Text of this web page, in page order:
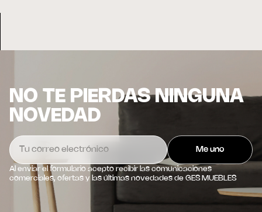
NO TE PIERDAS NINGUNA
NOVEDAD
Al enviar el formulario acepto recibir las comunicaciones
comerciales, ofertas y las últimas novedades de GES MUEBLES